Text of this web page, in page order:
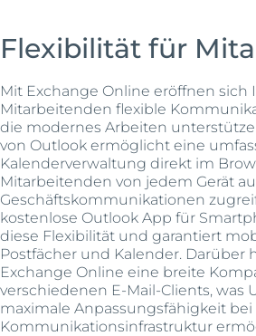
Flexibilität für
Mit Exchange Online eröffnen sich
Mitarbeitenden flexible
die modernes Arbeiten
von Outlook ermöglicht eine
Kalenderverwaltung direkt im
Mitarbeitenden von jedem Gerät
Geschäftskommunikationen
kostenlose Outlook App für
diese Flexibilität und garantiert
Postfächer und Kalender. Darüber
Exchange Online eine breite
verschiedenen E-Mail-Clients, was
maximale Anpassungsfähigkeit
Kommunikationsinfrastruktur